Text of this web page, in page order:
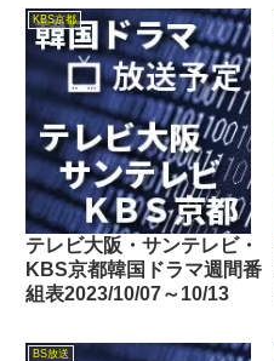
KBS京都
テレビ大阪・サンテレビ・
KBS京都韓国ドラマ週間番
組表2023/10/07～10/13
BS放送